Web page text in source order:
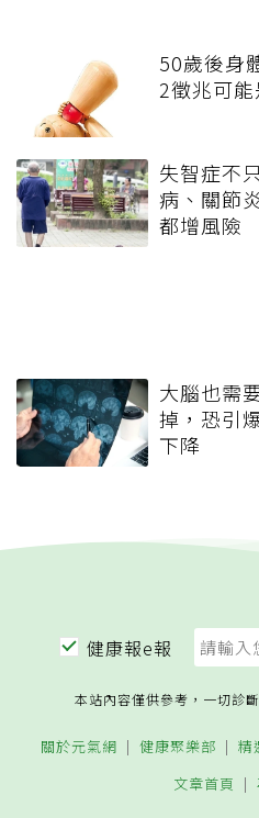
50歲後身
2徵兆可
失智症不
病、關節
都增風險
大腦也需
掉，恐引
下降
健康報e報
本站內容僅供參考，一切診
關於元氣網 健康聚樂部 精
文章首頁